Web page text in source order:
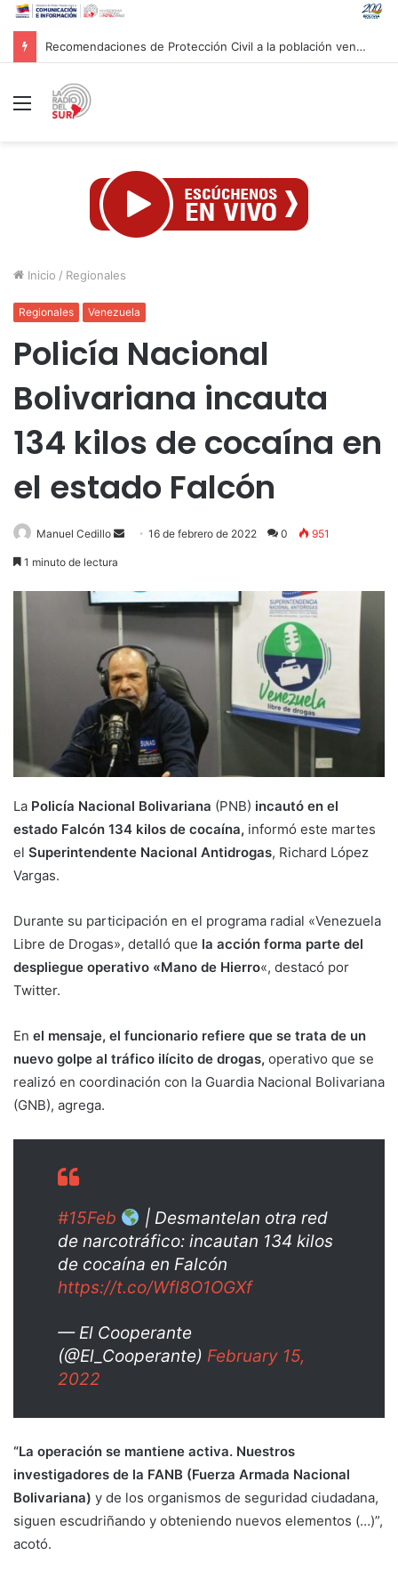
Gobierno venezolano avanza en los trabajos de recuperación y construcción del terminal temporal en Maiquetía
Menú
Inicio / Regionales
Regionales Venezuela
Policía Nacional
Bolivariana incauta
134 kilos de cocaína en
el estado Falcón
Manuel Cedillo
Send16 de febrero de 2022 0 951
1 minuto de lectura
La Policía Nacional Bolivariana (PNB) incautó en el
estado Falcón 134 kilos de cocaína, informó este martes
el Superintendente Nacional Antidrogas, Richard López
Vargas.
Durante su participación en el programa radial «Venezuela
Libre de Drogas», detalló que la acción forma parte del
despliegue operativo «Mano de Hierro«, destacó por
Twitter.
En el mensaje, el funcionario refiere que se trata de un
nuevo golpe al tráfico ilícito de drogas, operativo que se
realizó en coordinación con la Guardia Nacional Bolivariana
(GNB), agrega.
#15Feb
| Desmantelan otra red
de narcotráfico: incautan 134 kilos
de cocaína en Falcón
https://t.co/Wfl8O1OGXf
— El Cooperante
(@El_Cooperante) February 15,
2022
“La operación se mantiene activa. Nuestros
investigadores de la FANB (Fuerza Armada Nacional
Bolivariana) y de los organismos de seguridad ciudadana,
siguen escudriñando y obteniendo nuevos elementos (…)”,
acotó.